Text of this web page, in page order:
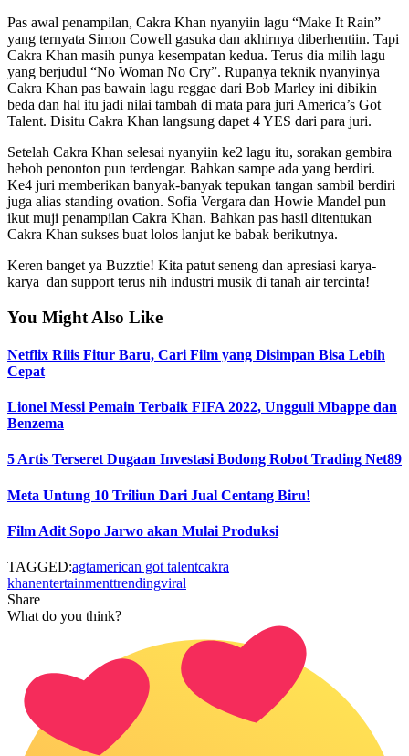
Pas awal penampilan, Cakra Khan nyanyiin lagu “Make It Rain”
yang ternyata Simon Cowell gasuka dan akhirnya diberhentiin. Tapi
Cakra Khan masih punya kesempatan kedua. Terus dia milih lagu
yang berjudul “No Woman No Cry”. Rupanya teknik nyanyinya
Cakra Khan pas bawain lagu reggae dari Bob Marley ini dibikin
beda dan hal itu jadi nilai tambah di mata para juri America’s Got
Talent. Disitu Cakra Khan langsung dapet 4 YES dari para juri.
Setelah Cakra Khan selesai nyanyiin ke2 lagu itu, sorakan gembira
heboh penonton pun terdengar. Bahkan sampe ada yang berdiri.
Ke4 juri memberikan banyak-banyak tepukan tangan sambil berdiri
juga alias standing ovation. Sofia Vergara dan Howie Mandel pun
ikut muji penampilan Cakra Khan. Bahkan pas hasil ditentukan
Cakra Khan sukses buat lolos lanjut ke babak berikutnya.
Keren banget ya Buzztie! Kita patut seneng dan apresiasi karya-
karya dan support terus nih industri musik di tanah air tercinta!
You Might Also Like
Netflix Rilis Fitur Baru, Cari Film yang Disimpan Bisa Lebih
Cepat
Lionel Messi Pemain Terbaik FIFA 2022, Ungguli Mbappe dan
Benzema
5 Artis Terseret Dugaan Investasi Bodong Robot Trading Net89
Meta Untung 10 Triliun Dari Jual Centang Biru!
Film Adit Sopo Jarwo akan Mulai Produksi
TAGGED:agtamerican got talentcakra
khanentertainmenttrendingviral
Share
What do you think?